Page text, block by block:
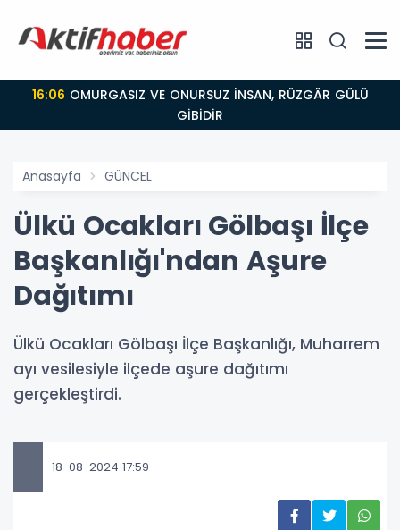
16:06
GİBİDİR
Anasayfa GÜNCEL
Ülkü Ocakları Gölbaşı İlçe
Başkanlığı'ndan Aşure
Dağıtımı
Ülkü Ocakları Gölbaşı İlçe Başkanlığı, Muharrem
ayı vesilesiyle ilçede aşure dağıtımı
gerçekleştirdi.
18-08-2024 17:59